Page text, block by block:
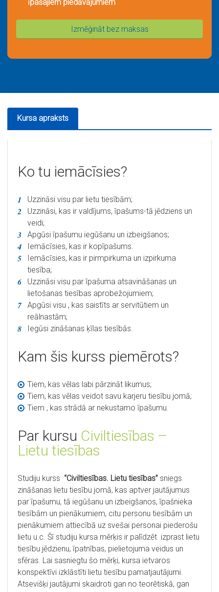
īpašajiem piedāvājumiem
Izmēģināt bez maksas
Kursa apraksts
Ko tu iemācīsies?
Uzzināsi visu par lietu tiesībām;
Uzzināsi, kas ir valdījums, īpašums-tā jēdziens un
veidi;
Apgūsi īpašumu iegūšanu un izbeigšanos;
Iemācīsies, kas ir kopīpašums.
Iemācīsies, kas ir pirmpirkuma un izpirkuma
tiesība;
Uzzināsi visu par īpašuma atsavināšanas un
lietošanas tiesības aprobežojumiem;
Apgūsi visu , kas saistīts ar servitūtiem un
reālnastām;
Iegūsi zināšanas ķīlas tiesībās.
Kam šis kurss piemērots?
Tiem, kas vēlas labi pārzināt likumus;
Tiem, kas vēlas veidot savu karjeru tiesību jomā;
Tiem , kas strādā ar nekustamo īpašumu.
Par kursu Civiltiesības –
Lietu tiesības
Studiju kurss “Civiltiesības. Lietu tiesības” sniegs
zināšanas lietu tiesību jomā, kas aptver jautājumus
par īpašumu, tā iegūšanu un izbeigšanos, īpašnieka
tiesībām un pienākumiem, citu personu tiesībām un
pienākumiem attiecībā uz svešai personai piederošu
lietu u.c. Šī studiju kursa mērķis ir palīdzēt izprast lietu
tiesību jēdzienu, īpatnības, pielietojuma veidus un
sfēras. Lai sasniegtu šo mērķi, kursa ietvaros
konspektīvi izklāstīti lietu tiesību pamatjautājumi.
Atsevišķi jautājumi skaidroti gan no teorētiskā, gan